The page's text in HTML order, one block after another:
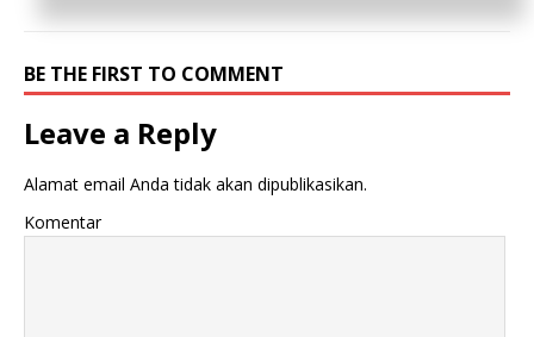
BE THE FIRST TO COMMENT
Leave a Reply
Alamat email Anda tidak akan dipublikasikan.
Komentar